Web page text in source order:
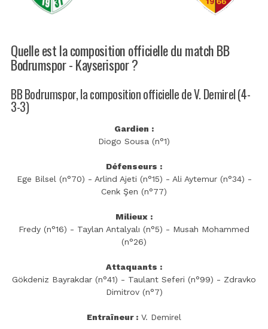
Quelle est la composition officielle du match BB
Bodrumspor - Kayserispor ?
BB Bodrumspor, la composition officielle de V. Demirel (4-
3-3)
Gardien :
Diogo Sousa (n°1)
Défenseurs :
Ege Bilsel (n°70) - Arlind Ajeti (n°15) - Ali Aytemur (n°34) -
Cenk Şen (n°77)
Milieux :
Fredy (n°16) - Taylan Antalyalı (n°5) - Musah Mohammed
(n°26)
Attaquants :
Gökdeniz Bayrakdar (n°41) - Taulant Seferi (n°99) - Zdravko
Dimitrov (n°7)
Entraîneur : V. Demirel